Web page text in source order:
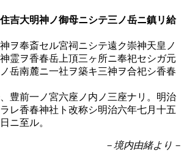
吉大明神ノ御母ニシテ三ノ岳ニ鎮リ給
ヲ奉斎セル宮祠ニシテ遠ク崇神天皇ノ
霊ヲ香春岳上頂三ヶ所ニ奉祀セシガ元
岳南麓ニ一社ヲ築キ三神ヲ合祀シ香春
豊前一ノ宮六座ノ内ノ三座ナリ。明治
レ香春神社ト改称シ明治六年七月十五
ニ至ル。
－境内由緒より－